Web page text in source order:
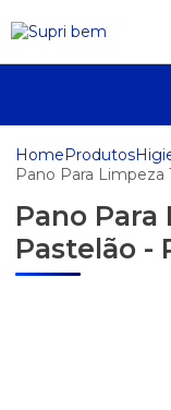
HomeProdutos
Pano Para
Pano
Pastelão -